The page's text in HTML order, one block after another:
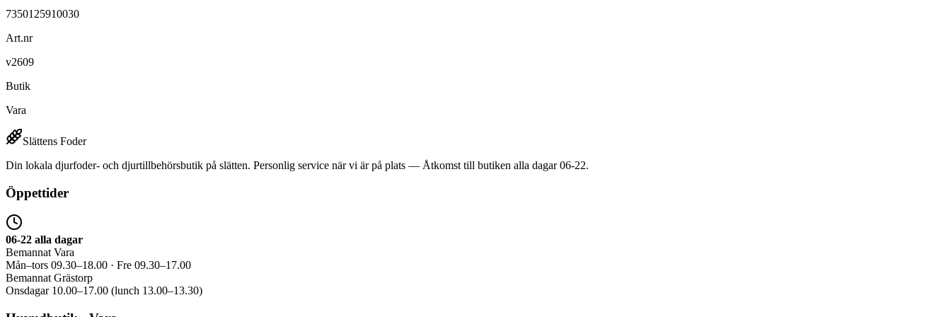
7350125910030
Art.nr
v2609
Butik
Vara
Slättens Foder
Din lokala djurfoder- och djurtillbehörsbutik på slätten. Personlig service när vi är på plats — Åtkomst till butiken alla dagar 06-22.
Öppettider
06-22 alla dagar
Bemannat Vara
Mån–tors 09.30–18.00 · Fre 09.30–17.00
Bemannat Grästorp
Onsdagar 10.00–17.00 (lunch 13.00–13.30)